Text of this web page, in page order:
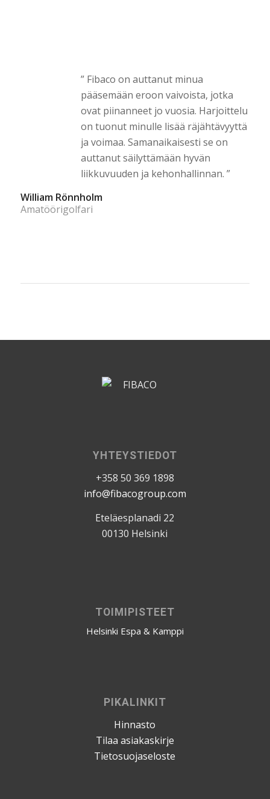
” Fibaco on auttanut minua
pääsemään eroon vaivoista, jotka
ovat piinanneet jo vuosia. Harjoittelu
on tuonut minulle lisää räjähtävyyttä
ja voimaa. Samanaikaisesti se on
auttanut säilyttämään hyvän
liikkuvuuden ja kehonhallinnan. ”
William Rönnholm
Amatöörigolfari
YHTEYSTIEDOT
+358 50 369 1898
info@fibacogroup.com
Eteläesplanadi 22
00130 Helsinki
TOIMIPISTEET
Helsinki Espa & Kamppi
PIKALINKIT
Hinnasto
Tilaa asiakaskirje
Tietosuojaseloste